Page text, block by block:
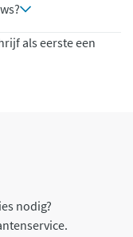
als eerste een
nodig?